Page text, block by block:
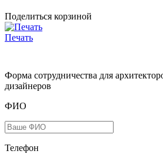
Поделиться корзиной
Печать
Форма сотрудничества для
дизайнеров
ФИО
Телефон